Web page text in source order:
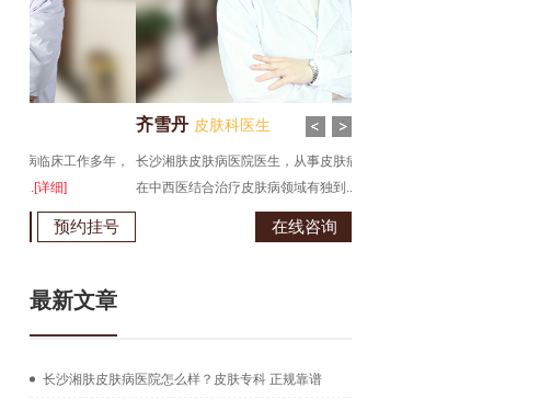
皮肤科医生
长沙湘肤皮肤病医院医生，从事皮肤病临床工作多年，
拥有扎实的中西医结合治疗皮肤疑难...[详细]
预约挂号
最新文章
长沙湘肤皮肤病医院怎么样？皮肤专科 正规靠谱